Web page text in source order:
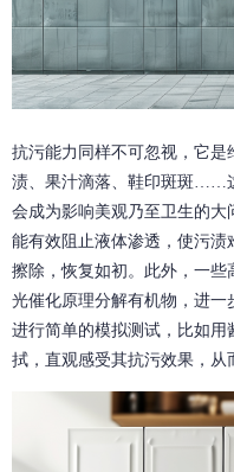
抗污能力同样不可忽视，它
渍、果汁滴落、鞋印斑斑……
会成为影响美观乃至卫生的大
能有效阻止液体渗透，使污
擦除，恢复如初。此外，一些
光催化原理分解有机物，进一
进行简单的模拟测试，比如
拭，直观感受其抗污效果，从